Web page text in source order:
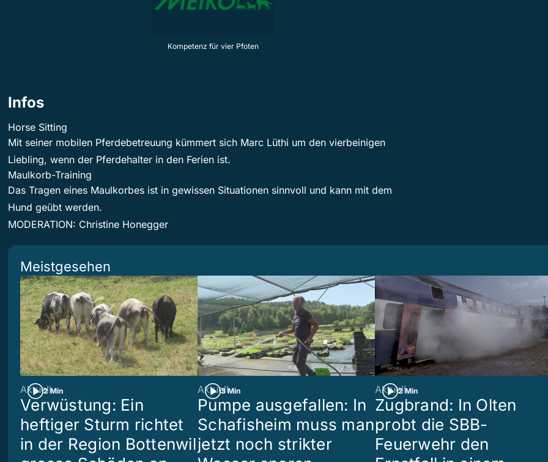
Kompetenz für vier Pfoten
Infos
Horse Sitting
Mit seiner mobilen Pferdebetreuung kümmert sich Marc Lüthi um den vierbeinigen
Liebling, wenn der Pferdehalter in den Ferien ist.
Maulkorb-Training
Das Tragen eines Maulkorbes ist in gewissen Situationen sinnvoll und kann mit dem
Hund geübt werden.
MODERATION: Christine Honegger
Meistgesehen
2 Min
Aktuell
Verwüstung: Ein
heftiger Sturm richtet
in der Region Bottenwil
3 Min
Aktuell
Pumpe ausgefallen: In
Schafisheim muss man
jetzt noch strikter
2 Min
Aktuell
Zugbrand: In Olten
probt die SBB-
Feuerwehr den